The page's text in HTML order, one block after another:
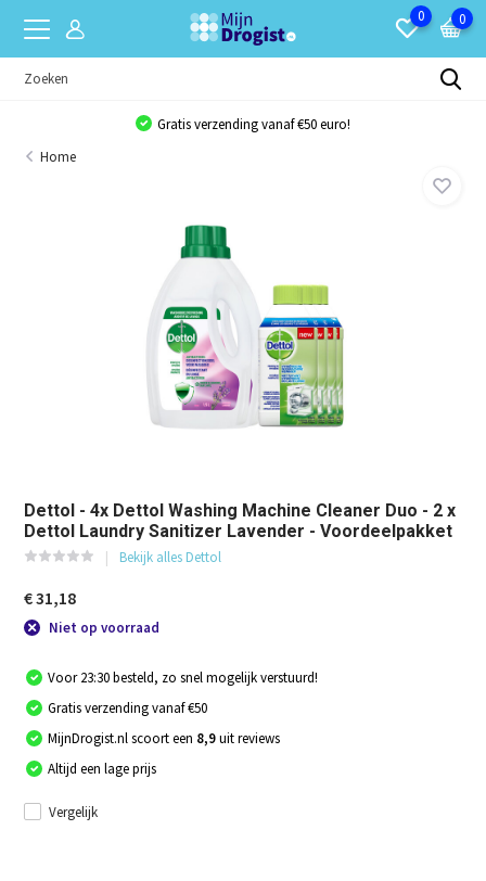
0 0
Gratis verzending vanaf €50 euro!
Home
Dettol - 4x Dettol Washing Machine Cleaner Duo - 2 x
Dettol Laundry Sanitizer Lavender - Voordeelpakket
Bekijk alles Dettol
€ 31,18
Niet op voorraad
Voor 23:30 besteld, zo snel mogelijk verstuurd!
Gratis verzending vanaf €50
MijnDrogist.nl scoort een 8,9uit reviews
Altijd een lage prijs
Vergelijk